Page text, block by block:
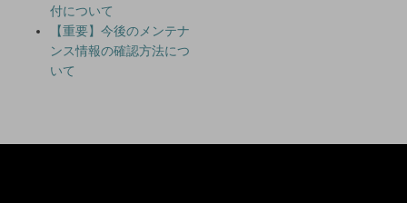
付について
【重要】今後のメンテナ
ンス情報の確認方法につ
いて